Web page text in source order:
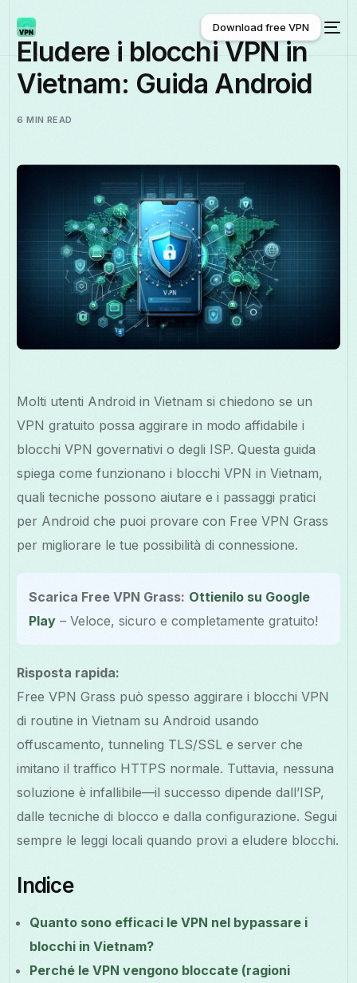
Download free VPN
Download free VPN
Eludere i blocchi VPN in
Vietnam: Guida Android
6 MIN READ
Molti utenti Android in Vietnam si chiedono se un
VPN gratuito possa aggirare in modo affidabile i
blocchi VPN governativi o degli ISP. Questa guida
spiega come funzionano i blocchi VPN in Vietnam,
quali tecniche possono aiutare e i passaggi pratici
per Android che puoi provare con Free VPN Grass
per migliorare le tue possibilità di connessione.
Scarica Free VPN Grass: Ottienilo su Google
Play – Veloce, sicuro e completamente gratuito!
Risposta rapida:
Free VPN Grass può spesso aggirare i blocchi VPN
di routine in Vietnam su Android usando
offuscamento, tunneling TLS/SSL e server che
imitano il traffico HTTPS normale. Tuttavia, nessuna
soluzione è infallibile—il successo dipende dall’ISP,
dalle tecniche di blocco e dalla configurazione. Segui
sempre le leggi locali quando provi a eludere blocchi.
Indice
Quanto sono efficaci le VPN nel bypassare i
blocchi in Vietnam?
Perché le VPN vengono bloccate (ragioni